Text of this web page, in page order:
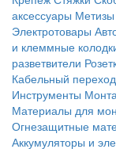
аксессуары Метизы
Электротовары
и клеммные
разветвители
Кабельный переход
Инструменты
Материалы для
Огнезащитные
Аккумуляторы и